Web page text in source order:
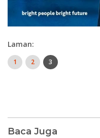
Laman:
1 2 3
Baca Juga